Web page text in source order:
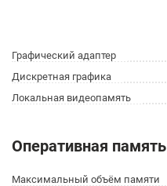
Графический адаптер
Дискретная графика
Локальная видеопамять
Оперативная память
Максимальный объём памяти